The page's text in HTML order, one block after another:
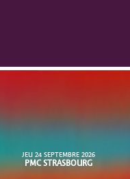
JEU 24 SEPTEMBRE 2026
PMC STRASBOURG